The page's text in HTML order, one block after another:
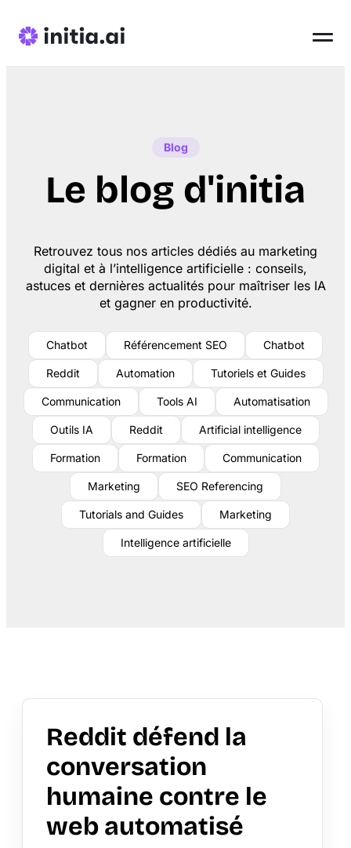
Blog
Le blog d'initia
Retrouvez tous nos articles dédiés au marketing
digital et à l’intelligence artificielle : conseils,
astuces et dernières actualités pour maîtriser les IA
et gagner en productivité.
Chatbot Référencement SEO Chatbot
Reddit Automation Tutoriels et Guides
Communication Tools AI Automatisation
Outils IA Reddit Artificial intelligence
Formation Formation Communication
Marketing SEO Referencing
Tutorials and Guides Marketing
Intelligence artificielle
Reddit défend la
conversation
humaine contre le
web automatisé